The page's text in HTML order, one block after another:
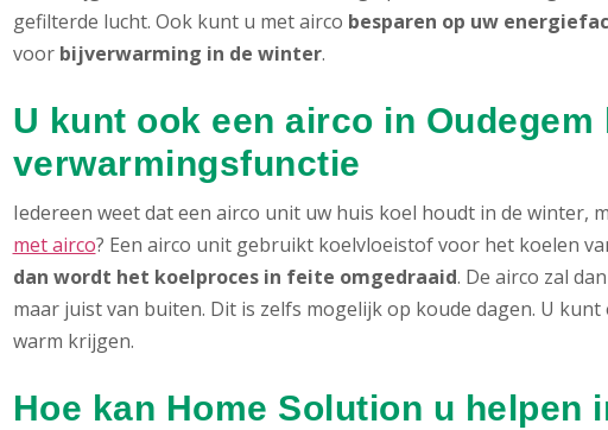
gefilterde lucht. Ook kunt u met airco besparen op uw
voor bijverwarming in de winter.
U kunt ook een airco in
verwarmingsfunctie
Iedereen weet dat een airco unit uw huis koel houdt in de winter,
met airco? Een airco unit gebruikt koelvloeistof voor het koelen
dan wordt het koelproces in feite omgedraaid. De airco zal
maar juist van buiten. Dit is zelfs mogelijk op koude dagen. U
warm krijgen.
Hoe kan Home Solution u helpen